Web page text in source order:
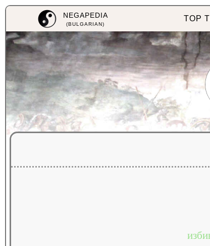
NEGAPEDIA
(BULGARIAN)
TOP